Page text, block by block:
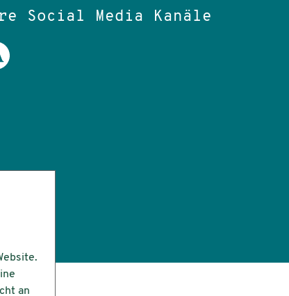
Social Media Kanäle
an